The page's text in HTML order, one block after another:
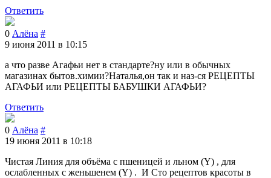
Ответить
0 Алёна #
9 июня 2011 в 10:15
а что разве Агафьи нет в стандарте?ну или в обычных
магазинах бытов.химии?Наталья,он так и наз-ся РЕЦЕПТЫ
АГАФЬИ или РЕЦЕПТЫ БАБУШКИ АГАФЬИ?
Ответить
0 Алёна #
19 июня 2011 в 10:18
Чистая Линия для объёма с пшеницей и льном (Y) , для
ослабленных с женьшенем (Y) . И Сто рецептов красоты в